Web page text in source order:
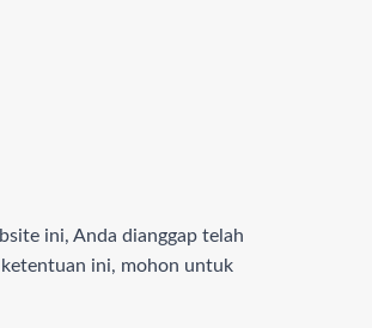
ini, Anda dianggap telah
ini, mohon untuk